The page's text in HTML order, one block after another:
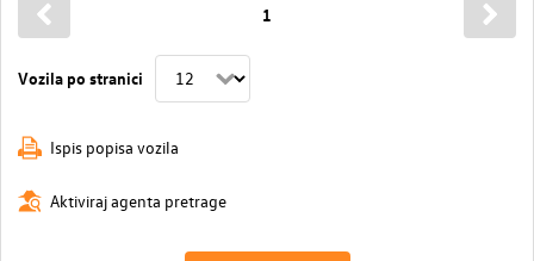
Vozila po stranici
1
Ispis popisa vozila
Aktiviraj agenta pretrage